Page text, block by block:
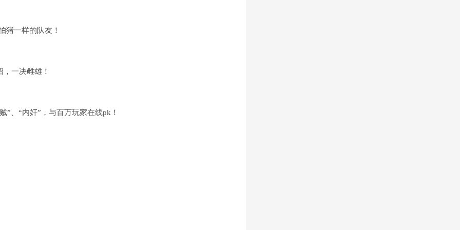
猪一样的队友！
一决雌雄！
”、“内奸”，与百万玩家在线pk！